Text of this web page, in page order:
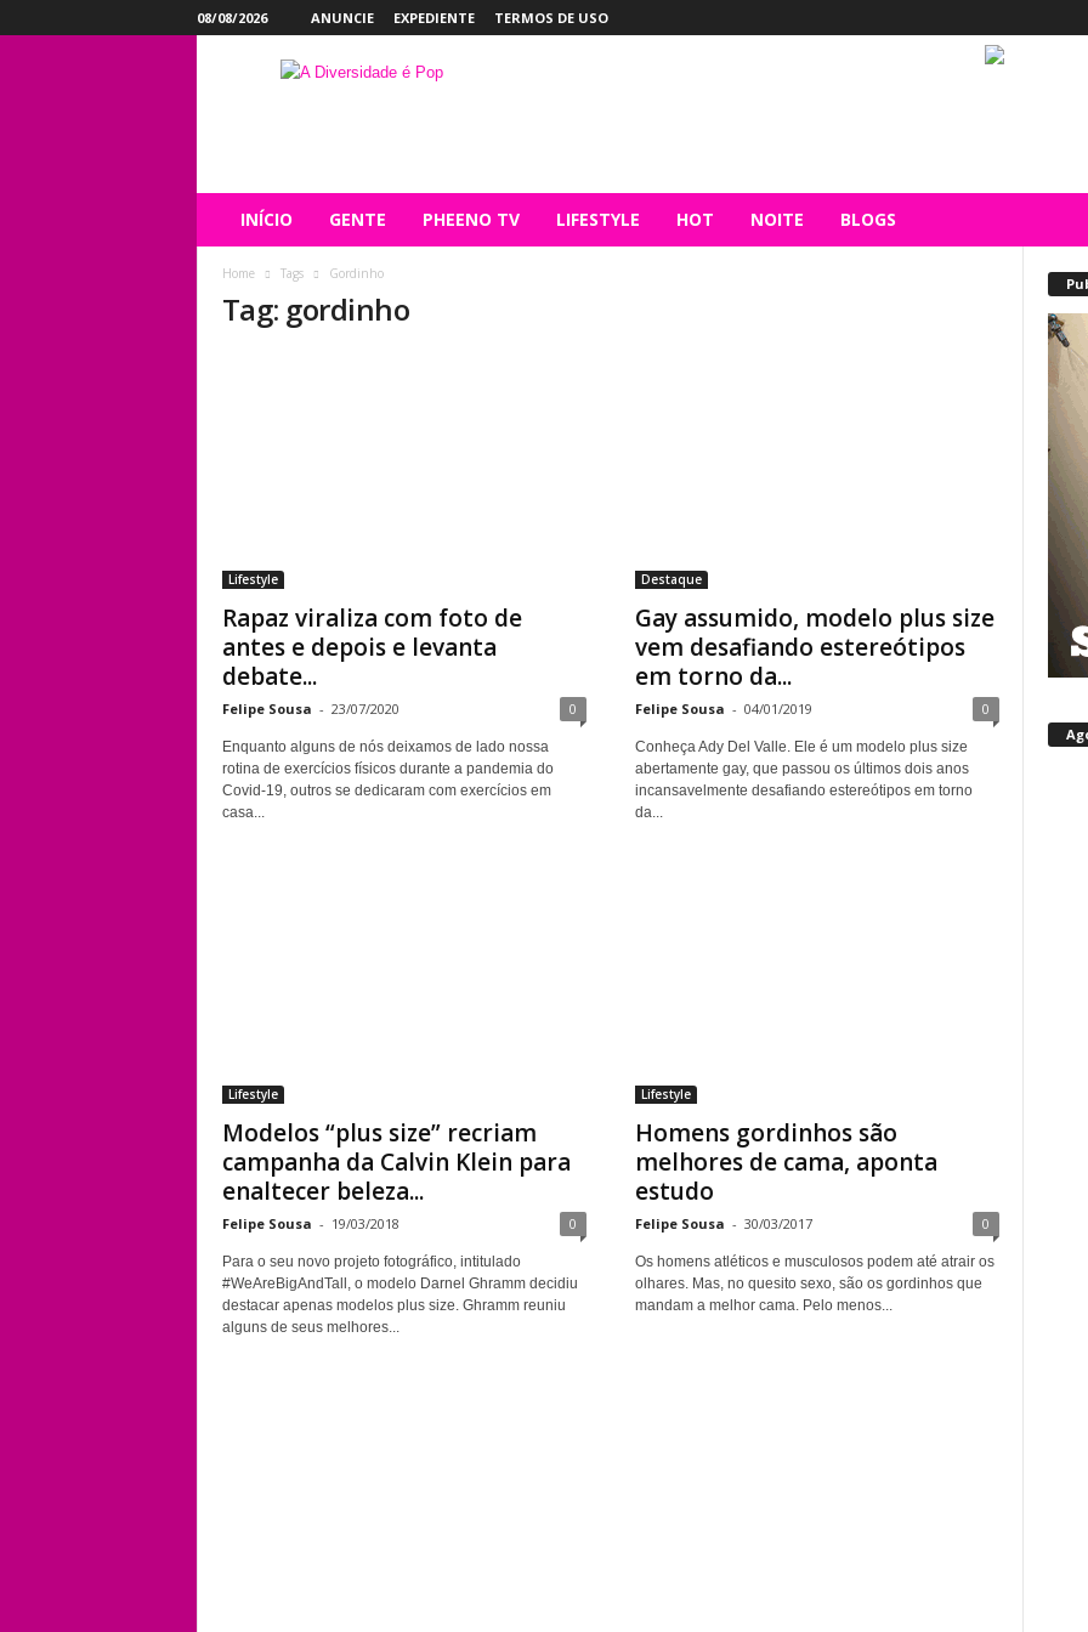
08/08/2026 ANUNCIE EXPEDIENTE TERMOS DE USO
INÍCIO GENTE PHEENO TV LIFESTYLE HOT NOITE BLOGS
Home Tags Gordinho
Tag: gordinho
Lifestyle
Rapaz viraliza com foto de
antes e depois e levanta
debate...
Felipe Sousa - 23/07/2020 0
Enquanto alguns de nós deixamos de lado nossa
rotina de exercícios físicos durante a pandemia do
Covid-19, outros se dedicaram com exercícios em
casa...
Destaque
Gay assumido, modelo plus size
vem desafiando estereótipos
em torno da...
Felipe Sousa - 04/01/2019 0
Conheça Ady Del Valle. Ele é um modelo plus size
abertamente gay, que passou os últimos dois anos
incansavelmente desafiando estereótipos em torno
da...
Lifestyle
Modelos “plus size” recriam
campanha da Calvin Klein para
enaltecer beleza...
Felipe Sousa - 19/03/2018 0
Para o seu novo projeto fotográfico, intitulado
#WeAreBigAndTall, o modelo Darnel Ghramm decidiu
destacar apenas modelos plus size. Ghramm reuniu
alguns de seus melhores...
Lifestyle
Homens gordinhos são
melhores de cama, aponta
estudo
Felipe Sousa - 30/03/2017 0
Os homens atléticos e musculosos podem até atrair os
olhares. Mas, no quesito sexo, são os gordinhos que
mandam a melhor cama. Pelo menos...